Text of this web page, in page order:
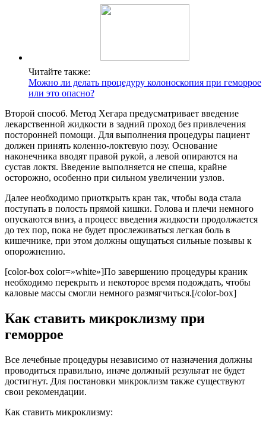
Читайте также:
Можно ли делать процедуру колоноскопия при геморрое
или это опасно?
Второй способ. Метод Хегара предусматривает введение
лекарственной жидкости в задний проход без привлечения
посторонней помощи. Для выполнения процедуры пациент
должен принять коленно-локтевую позу. Основание
наконечника вводят правой рукой, а левой опираются на
сустав локтя. Введение выполняется не спеша, крайне
осторожно, особенно при сильном увеличении узлов.
Далее необходимо приоткрыть кран так, чтобы вода стала
поступать в полость прямой кишки. Голова и плечи немного
опускаются вниз, а процесс введения жидкости продолжается
до тех пор, пока не будет прослеживаться легкая боль в
кишечнике, при этом должны ощущаться сильные позывы к
опорожнению.
[color-box color=»white»]По завершению процедуры краник
необходимо перекрыть и некоторое время подождать, чтобы
каловые массы смогли немного размягчиться.[/color-box]
Как ставить микроклизму при
геморрое
Все лечебные процедуры независимо от назначения должны
проводиться правильно, иначе должный результат не будет
достигнут. Для постановки микроклизм также существуют
свои рекомендации.
Как ставить микроклизму: